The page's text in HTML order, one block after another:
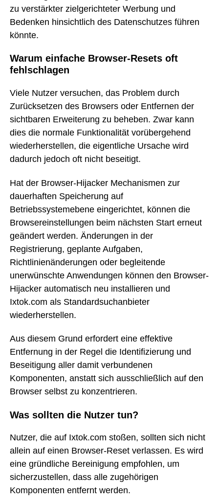
zu verstärkter zielgerichteter Werbung und
Bedenken hinsichtlich des Datenschutzes führen
könnte.
Warum einfache Browser-Resets oft
fehlschlagen
Viele Nutzer versuchen, das Problem durch
Zurücksetzen des Browsers oder Entfernen der
sichtbaren Erweiterung zu beheben. Zwar kann
dies die normale Funktionalität vorübergehend
wiederherstellen, die eigentliche Ursache wird
dadurch jedoch oft nicht beseitigt.
Hat der Browser-Hijacker Mechanismen zur
dauerhaften Speicherung auf
Betriebssystemebene eingerichtet, können die
Browsereinstellungen beim nächsten Start erneut
geändert werden. Änderungen in der
Registrierung, geplante Aufgaben,
Richtlinienänderungen oder begleitende
unerwünschte Anwendungen können den Browser-
Hijacker automatisch neu installieren und
Ixtok.com als Standardsuchanbieter
wiederherstellen.
Aus diesem Grund erfordert eine effektive
Entfernung in der Regel die Identifizierung und
Beseitigung aller damit verbundenen
Komponenten, anstatt sich ausschließlich auf den
Browser selbst zu konzentrieren.
Was sollten die Nutzer tun?
Nutzer, die auf Ixtok.com stoßen, sollten sich nicht
allein auf einen Browser-Reset verlassen. Es wird
eine gründliche Bereinigung empfohlen, um
sicherzustellen, dass alle zugehörigen
Komponenten entfernt werden.